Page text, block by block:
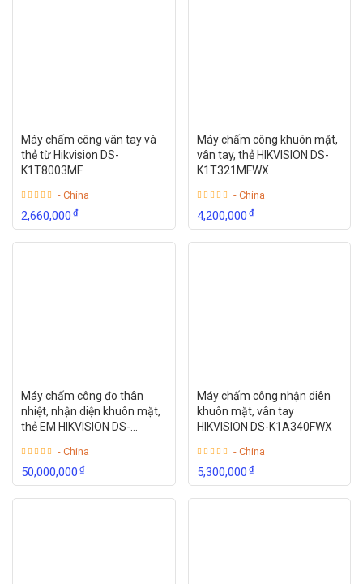
Máy chấm công vân tay và
thẻ từ Hikvision DS-
K1T8003MF
- China
2,660,000₫
Máy chấm công khuôn mặt,
vân tay, thẻ HIKVISION DS-
K1T321MFWX
- China
4,200,000₫
Máy chấm công đo thân
nhiệt, nhận diện khuôn mặt,
thẻ EM HIKVISION DS-
- China
50,000,000₫
Máy chấm công nhận diên
khuôn mặt, vân tay
HIKVISION DS-K1A340FWX
- China
5,300,000₫